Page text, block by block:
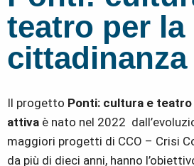
teatro per la
Il progetto Ponti: cultura e
attiva è nato nel 2022
maggiori progetti di CCO – Crisi
da più di dieci anni, hanno